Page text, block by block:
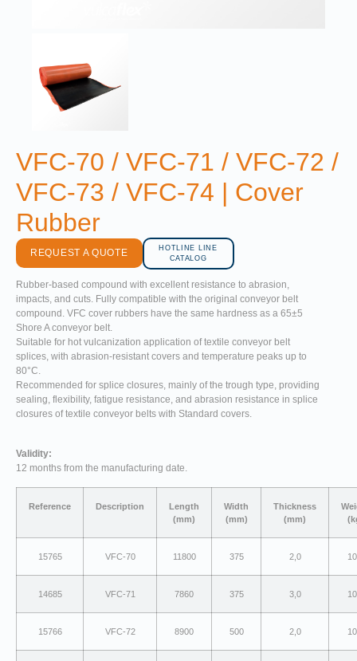
VFC-70 / VFC-71 / VFC-72 /
VFC-73 / VFC-74 | Cover
Rubber
REQUEST A QUOTE
HOTLINE LINE
CATALOG
Rubber-based compound with excellent resistance to abrasion,
impacts, and cuts. Fully compatible with the original conveyor belt
compound. VFC cover rubbers have the same hardness as a 65±5
Shore A conveyor belt.
Suitable for hot vulcanization application of textile conveyor belt
splices, with abrasion-resistant covers and temperature peaks up to
80°C.
Recommended for splice closures, mainly of the trough type, providing
sealing, flexibility, fatigue resistance, and abrasion resistance in splice
closures of textile conveyor belts with Standard covers.
Validity:
12 months from the manufacturing date.
Reference Description
Length
(mm)
Width
(mm)
Thickness
(mm)
15765 VFC-70 11800 375 2,0
14685 VFC-71 7860 375 3,0
15766 VFC-72 8900 500 2,0